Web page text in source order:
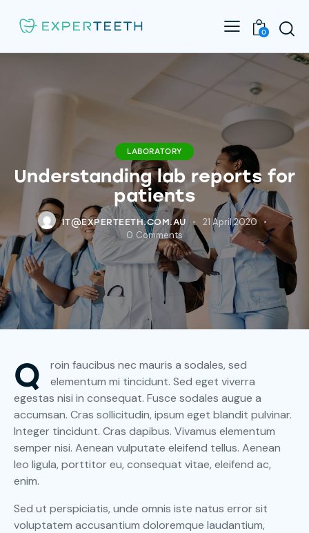
0
LABORATORY
Understanding lab reports for
patients
IT@EXPERTEETH.COM.AU
21 April 2020
0 Comments
Q
roin faucibus nec mauris a sodales, sed
elementum mi tincidunt. Sed eget viverra
egestas nisi in consequat. Fusce sodales augue a
accumsan. Cras sollicitudin, ipsum eget blandit pulvinar.
Integer tincidunt. Cras dapibus. Vivamus elementum
semper nisi. Aenean vulputate eleifend tellus. Aenean
leo ligula, porttitor eu, consequat vitae, eleifend ac,
enim.
Sed ut perspiciatis, unde omnis iste natus error sit
voluptatem accusantium doloremque laudantium,